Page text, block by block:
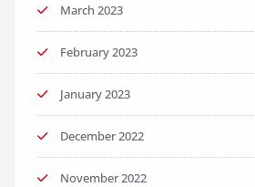
March 2023
February 2023
January 2023
December 2022
November 2022